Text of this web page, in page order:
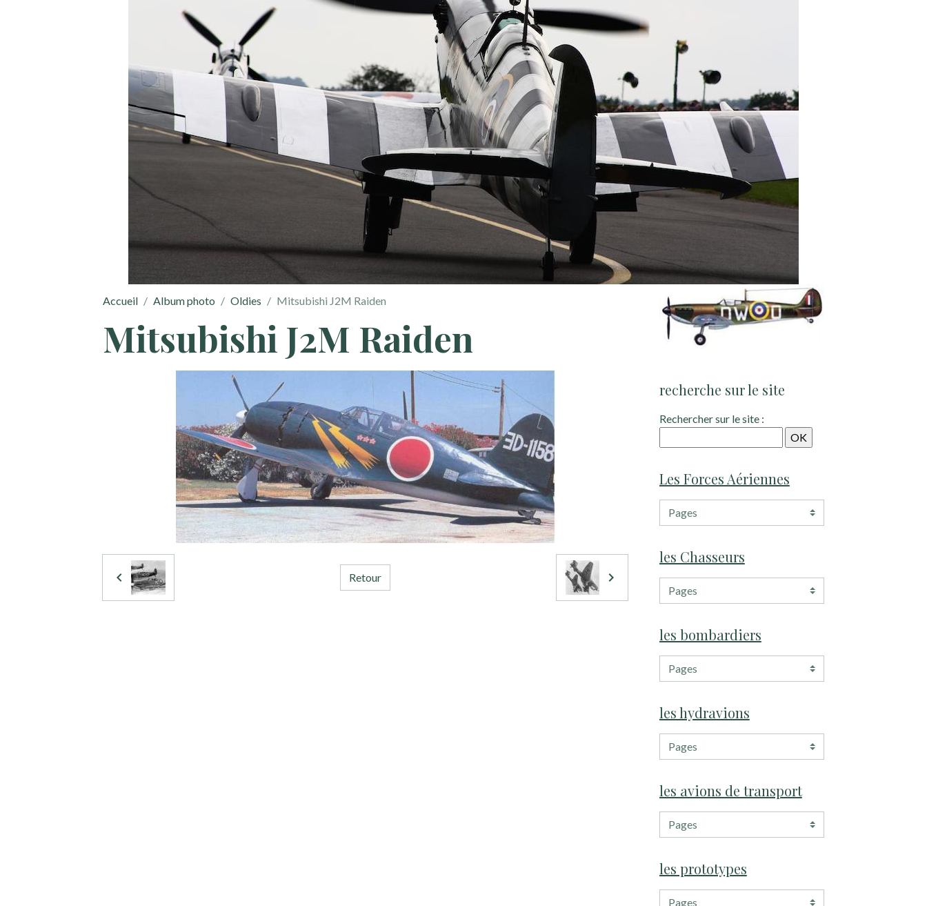
Accueil Album photo Oldies Mitsubishi J2M Raiden
Mitsubishi J2M Raiden
Retour
recherche sur le site
Rechercher sur le site :
Les Forces Aériennes
les Chasseurs
les bombardiers
les hydravions
les avions de transport
les prototypes